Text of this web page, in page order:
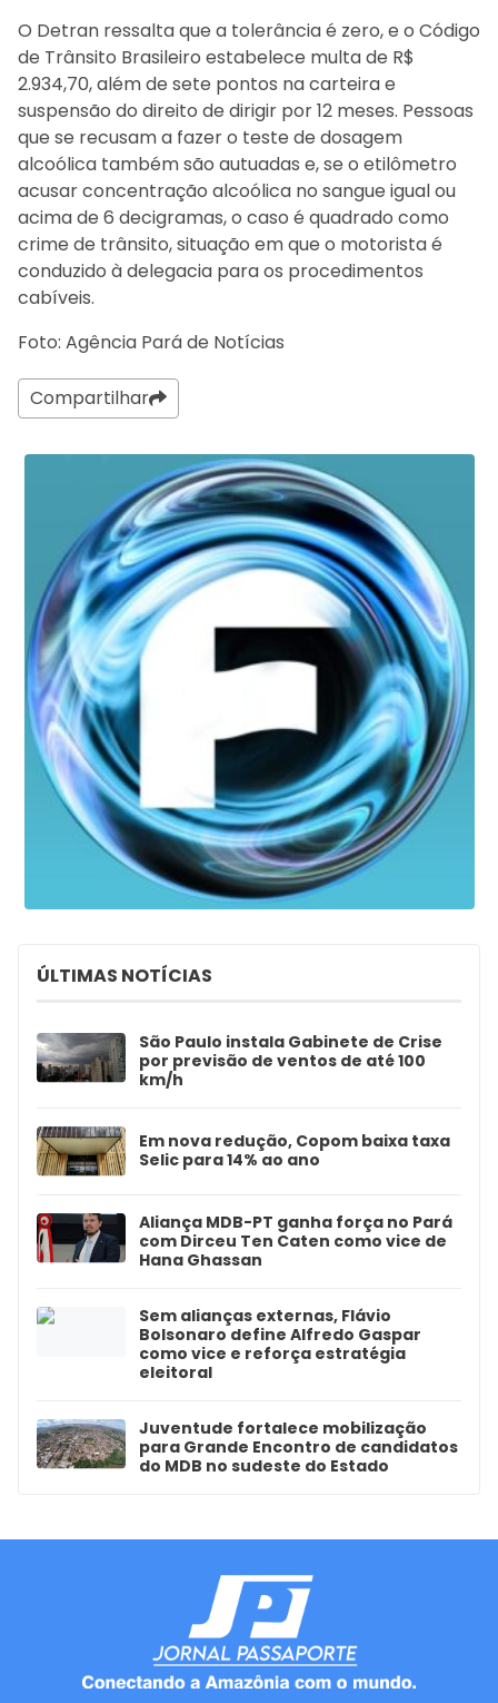
O Detran ressalta que a tolerância é zero, e o Código
de Trânsito Brasileiro estabelece multa de R$
2.934,70, além de sete pontos na carteira e
suspensão do direito de dirigir por 12 meses. Pessoas
que se recusam a fazer o teste de dosagem
alcoólica também são autuadas e, se o etilômetro
acusar concentração alcoólica no sangue igual ou
acima de 6 decigramas, o caso é quadrado como
crime de trânsito, situação em que o motorista é
conduzido à delegacia para os procedimentos
cabíveis.
Foto: Agência Pará de Notícias
Compartilhar
ÚLTIMAS NOTÍCIAS
São Paulo instala Gabinete de Crise
por previsão de ventos de até 100
km/h
Em nova redução, Copom baixa taxa
Selic para 14% ao ano
Aliança MDB-PT ganha força no Pará
com Dirceu Ten Caten como vice de
Hana Ghassan
Sem alianças externas, Flávio
Bolsonaro define Alfredo Gaspar
como vice e reforça estratégia
eleitoral
Juventude fortalece mobilização
para Grande Encontro de candidatos
do MDB no sudeste do Estado